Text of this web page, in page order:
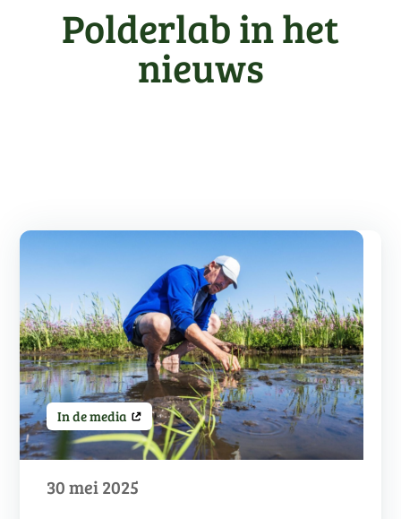
Polderlab in het
nieuws
In de media
30 mei 2025